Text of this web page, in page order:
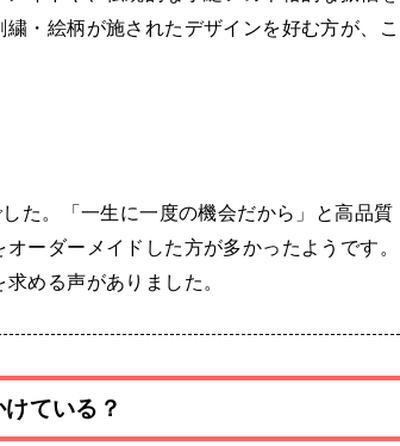
・絵柄が施されたデザインを好む方が、こ
た。「一生に一度の機会だから」と高品質
ーダーメイドした方が多かったようです。
める声がありました。
ている？